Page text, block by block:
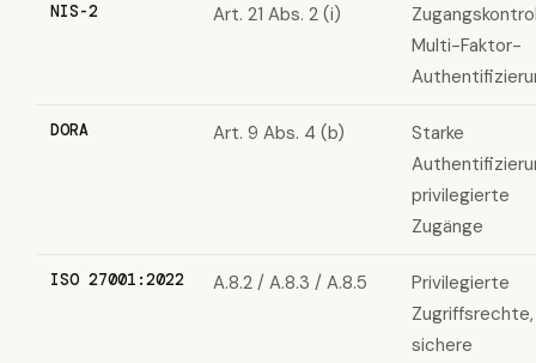
NIS-2 Art. 21 Abs. 2 (i)
Multi-Faktor-
DORA Art. 9 Abs. 4 (b)
Starke
privilegierte
Zugänge
ISO 27001:2022 A.8.2 / A.8.3 / A.8.5
Privilegierte
Zugriffsrechte,
sichere